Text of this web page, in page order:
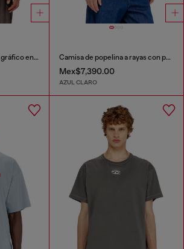
Camiseta de punto con gráfico en relieve Camisa de popelina a rayas con patch bordado
Mex$7,390.00
AZUL CLARO